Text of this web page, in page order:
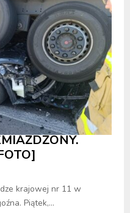
krajowej nr 11 w
Piątek,...